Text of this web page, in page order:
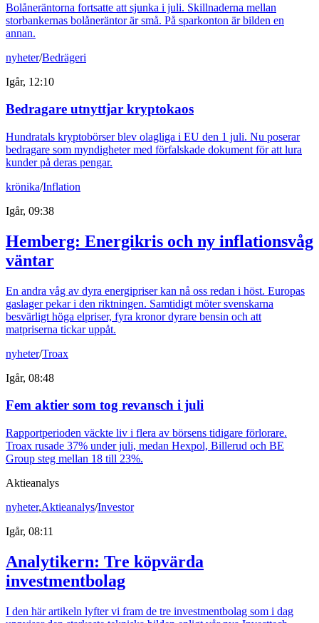
Bolåneräntorna fortsatte att sjunka i juli. Skillnaderna mellan
storbankernas bolåneräntor är små. På sparkonton är bilden en
annan.
nyheter/Bedrägeri
Igår, 12:10
Bedragare utnyttjar kryptokaos
Hundratals kryptobörser blev olagliga i EU den 1 juli. Nu poserar
bedragare som myndigheter med förfalskade dokument för att lura
kunder på deras pengar.
krönika/Inflation
Igår, 09:38
Hemberg: Energikris och ny inflationsvåg
väntar
En andra våg av dyra energipriser kan nå oss redan i höst. Europas
gaslager pekar i den riktningen. Samtidigt möter svenskarna
besvärligt höga elpriser, fyra kronor dyrare bensin och att
matpriserna tickar uppåt.
nyheter/Troax
Igår, 08:48
Fem aktier som tog revansch i juli
Rapportperioden väckte liv i flera av börsens tidigare förlorare.
Troax rusade 37% under juli, medan Hexpol, Billerud och BE
Group steg mellan 18 till 23%.
Aktieanalys
nyheter,Aktieanalys/Investor
Igår, 08:11
Analytikern: Tre köpvärda
investmentbolag
I den här artikeln lyfter vi fram de tre investmentbolag som i dag